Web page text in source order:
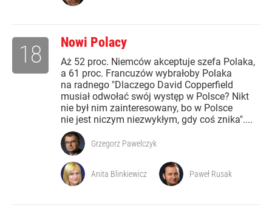
Nowi Polacy
Aż 52 proc. Niemców akceptuje szefa Polaka,
a 61 proc. Francuzów wybrałoby Polaka
na radnego "Dlaczego David Copperfield
musiał odwołać swój występ w Polsce? Nikt
nie był nim zainteresowany, bo w Polsce
nie jest niczym niezwykłym, gdy coś znika"....
18
Grzegorz Pawelczyk
Anita Blinkiewicz Paweł Rusak